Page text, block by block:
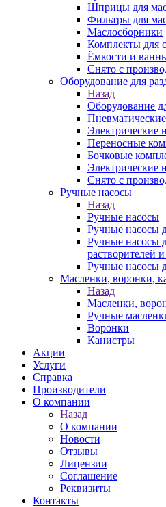
Шприцы для
Фильтры для
Маслосборники
Комплекты для
Ёмкости и
Снято с
Оборудование для
Назад
Оборудование
Электрические
Переносные
Бочковые
Электрические
Снято с
Ручные насосы
Назад
Ручные насосы
Ручные насосы
Ручные насосы
растворителей
Ручные насосы
Масленки, воронки,
Назад
Масленки,
Ручные
Воронки
Канистры
Акции
Услуги
Справка
Производители
О компании
Назад
О компании
Новости
Отзывы
Лицензии
Соглашение
Реквизиты
Контакты